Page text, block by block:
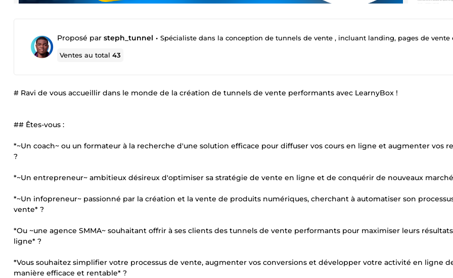
Proposé par steph_tunnel • Spécialiste dans la conception de tunnels de vente , incluant landing, pages de vente et
Ventes au total43
# Ravi de vous accueillir dans le monde de la création de tunnels de vente performants avec LearnyBox !
## Êtes-vous :
*~Un coach~ ou un formateur à la recherche d'une solution efficace pour diffuser vos cours en ligne et augmenter vos
?
*~Un entrepreneur~ ambitieux désireux d'optimiser sa stratégie de vente en ligne et de conquérir de nouveaux
*~Un infopreneur~ passionné par la création et la vente de produits numériques, cherchant à automatiser son
vente* ?
*Ou ~une agence SMMA~ souhaitant offrir à ses clients des tunnels de vente performants pour maximiser leurs
ligne* ?
*Vous souhaitez simplifier votre processus de vente, augmenter vos conversions et développer votre activité en ligne
manière efficace et rentable* ?